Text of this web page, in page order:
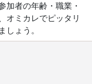
加者の年齢・職業・
オミカレでピッタリ
しょう。